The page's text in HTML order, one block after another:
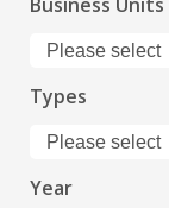
Types
Year